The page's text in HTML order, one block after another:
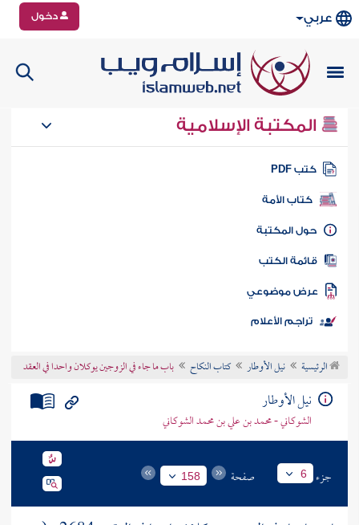
عربي دخول
المكتبة الإسلامية
كتب PDF
كتاب الأمة
المكتبة
الكتب
موضوعي
تراجم الأعلام
الرئيسية نيل الأوطار كتاب النكاح باب ما جاء في الزوجين يوكلان واحدا في العقد
نيل الأوطار
الشوكاني - محمد بن علي بن محمد الشوكاني
جزء 6 صفحة 158